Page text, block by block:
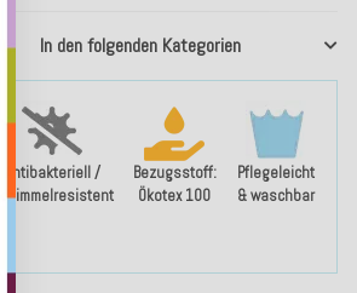
Antibakteriell /
schimmelresistent
Bezugsstoff:
Ökotex 100
Pflegeleicht
& waschbar
In den folgenden Kategorien